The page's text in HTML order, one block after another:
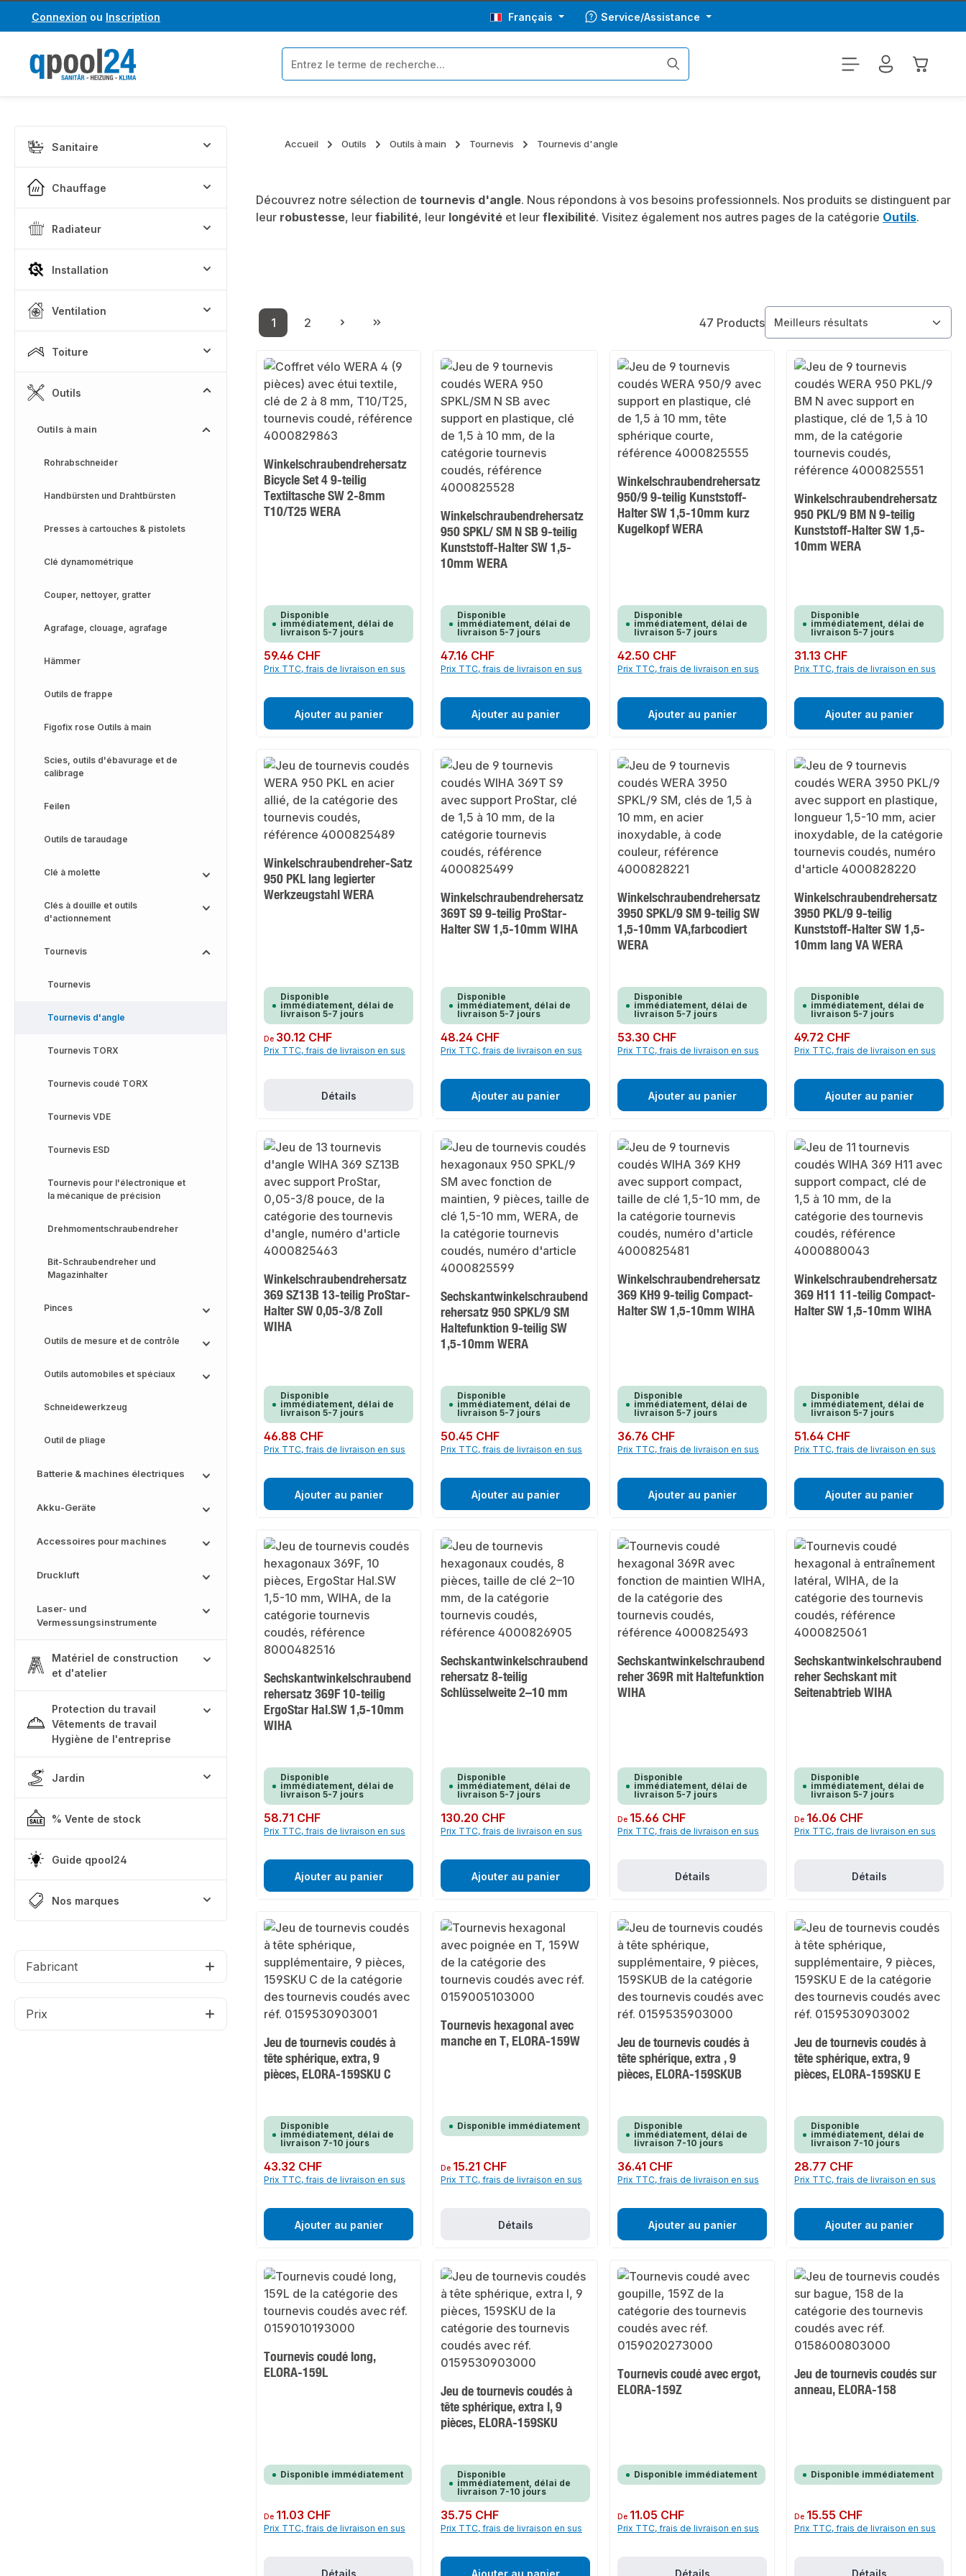
au contenu principal
Passer à la recherche
Connexion ou Inscription Français Service/Assistance
Le
Sanitaire
Chauffage
Radiateur
Installation
Ventilation
Toiture
Outils
Outils à main
Rohrabschneider
Handbürsten und Drahtbürsten
Presses à cartouches & pistolets
Clé dynamométrique
Couper, nettoyer, gratter
Agrafage, clouage, agrafage
Hämmer
Outils de frappe
Figofix rose Outils à main
Scies, outils d'ébavurage et de
calibrage
Feilen
Outils de taraudage
Clé à molette
Clés à douille et outils
d'actionnement
Tournevis
Tournevis
Tournevis d'angle
Tournevis TORX
Tournevis coudé TORX
Tournevis VDE
Tournevis ESD
Tournevis pour l'électronique et
la mécanique de précision
Drehmomentschraubendreher
Bit-Schraubendreher und
Magazinhalter
Pinces
Outils de mesure et de contrôle
Outils automobiles et spéciaux
Schneidewerkzeug
Outil de pliage
Batterie & machines électriques
Akku-Geräte
Accessoires pour machines
Druckluft
Laser- und
Vermessungsinstrumente
Matériel de construction
et d'atelier
Protection du travail
Vêtements de travail
Hygiène de l'entreprise
Jardin
% Vente de stock
Guide qpool24
Nos marques
Fabricant
Prix
Accueil Outils Outils à main Tournevis Tournevis d'angle
Découvrez notre sélection de tournevis d'angle. Nous répondons à vos besoins professionnels. Nos produits se distinguent par
leur robustesse, leur fiabilité, leur longévité et leur flexibilité. Visitez également nos autres pages de la catégorie Outils.
Page
1
Page
2 47 Products
Winkelschraubendrehersatz
Bicycle Set 4 9-teilig
Textiltasche SW 2-8mm
T10/T25 WERA
Disponible
immédiatement, délai de
livraison 5-7 jours
Prix régulier :
59.46 CHF
Prix TTC, frais de livraison en sus
Ajouter au panier
Winkelschraubendrehersatz
950 SPKL/ SM N SB 9-teilig
Kunststoff-Halter SW 1,5-
10mm WERA
Disponible
immédiatement, délai de
livraison 5-7 jours
Prix régulier :
47.16 CHF
Prix TTC, frais de livraison en sus
Ajouter au panier
Winkelschraubendrehersatz
950/9 9-teilig Kunststoff-
Halter SW 1,5-10mm kurz
Kugelkopf WERA
Disponible
immédiatement, délai de
livraison 5-7 jours
Prix régulier :
42.50 CHF
Prix TTC, frais de livraison en sus
Ajouter au panier
Winkelschraubendrehersatz
950 PKL/9 BM N 9-teilig
Kunststoff-Halter SW 1,5-
10mm WERA
Disponible
immédiatement, délai de
livraison 5-7 jours
Prix régulier :
31.13 CHF
Prix TTC, frais de livraison en sus
Ajouter au panier
Winkelschraubendreher-Satz
950 PKL lang legierter
Werkzeugstahl WERA
Disponible
immédiatement, délai de
livraison 5-7 jours
Prix régulier :
De 30.12 CHF
Prix TTC, frais de livraison en sus
Détails
Winkelschraubendrehersatz
369T S9 9-teilig ProStar-
Halter SW 1,5-10mm WIHA
Disponible
immédiatement, délai de
livraison 5-7 jours
Prix régulier :
48.24 CHF
Prix TTC, frais de livraison en sus
Ajouter au panier
Winkelschraubendrehersatz
3950 SPKL/9 SM 9-teilig SW
1,5-10mm VA,farbcodiert
WERA
Disponible
immédiatement, délai de
livraison 5-7 jours
Prix régulier :
53.30 CHF
Prix TTC, frais de livraison en sus
Ajouter au panier
Winkelschraubendrehersatz
3950 PKL/9 9-teilig
Kunststoff-Halter SW 1,5-
10mm lang VA WERA
Disponible
immédiatement, délai de
livraison 5-7 jours
Prix régulier :
49.72 CHF
Prix TTC, frais de livraison en sus
Ajouter au panier
Winkelschraubendrehersatz
369 SZ13B 13-teilig ProStar-
Halter SW 0,05-3/8 Zoll
WIHA
Disponible
immédiatement, délai de
livraison 5-7 jours
Prix régulier :
46.88 CHF
Prix TTC, frais de livraison en sus
Ajouter au panier
Sechskantwinkelschraubend
rehersatz 950 SPKL/9 SM
Haltefunktion 9-teilig SW
1,5-10mm WERA
Disponible
immédiatement, délai de
livraison 5-7 jours
Prix régulier :
50.45 CHF
Prix TTC, frais de livraison en sus
Ajouter au panier
Winkelschraubendrehersatz
369 KH9 9-teilig Compact-
Halter SW 1,5-10mm WIHA
Disponible
immédiatement, délai de
livraison 5-7 jours
Prix régulier :
36.76 CHF
Prix TTC, frais de livraison en sus
Ajouter au panier
Winkelschraubendrehersatz
369 H11 11-teilig Compact-
Halter SW 1,5-10mm WIHA
Disponible
immédiatement, délai de
livraison 5-7 jours
Prix régulier :
51.64 CHF
Prix TTC, frais de livraison en sus
Ajouter au panier
Sechskantwinkelschraubend
rehersatz 369F 10-teilig
ErgoStar Hal.SW 1,5-10mm
WIHA
Disponible
immédiatement, délai de
livraison 5-7 jours
Prix régulier :
58.71 CHF
Prix TTC, frais de livraison en sus
Ajouter au panier
Sechskantwinkelschraubend
rehersatz 8-teilig
Schlüsselweite 2–10 mm
Disponible
immédiatement, délai de
livraison 5-7 jours
Prix régulier :
130.20 CHF
Prix TTC, frais de livraison en sus
Ajouter au panier
Sechskantwinkelschraubend
reher 369R mit Haltefunktion
WIHA
Disponible
immédiatement, délai de
livraison 5-7 jours
Prix régulier :
De 15.66 CHF
Prix TTC, frais de livraison en sus
Détails
Sechskantwinkelschraubend
reher Sechskant mit
Seitenabtrieb WIHA
Disponible
immédiatement, délai de
livraison 5-7 jours
Prix régulier :
De 16.06 CHF
Prix TTC, frais de livraison en sus
Détails
Jeu de tournevis coudés à
tête sphérique, extra, 9
pièces, ELORA-159SKU C
Disponible
immédiatement, délai de
livraison 7-10 jours
Prix régulier :
43.32 CHF
Prix TTC, frais de livraison en sus
Ajouter au panier
Tournevis hexagonal avec
manche en T, ELORA-159W
Disponible immédiatement
Prix régulier :
De 15.21 CHF
Prix TTC, frais de livraison en sus
Détails
Jeu de tournevis coudés à
tête sphérique, extra , 9
pièces, ELORA-159SKUB
Disponible
immédiatement, délai de
livraison 7-10 jours
Prix régulier :
36.41 CHF
Prix TTC, frais de livraison en sus
Ajouter au panier
Jeu de tournevis coudés à
tête sphérique, extra, 9
pièces, ELORA-159SKU E
Disponible
immédiatement, délai de
livraison 7-10 jours
Prix régulier :
28.77 CHF
Prix TTC, frais de livraison en sus
Ajouter au panier
Tournevis coudé long,
ELORA-159L
Disponible immédiatement
Prix régulier :
De 11.03 CHF
Prix TTC, frais de livraison en sus
Jeu de tournevis coudés à
tête sphérique, extra l, 9
pièces, ELORA-159SKU
Disponible
immédiatement, délai de
livraison 7-10 jours
Prix régulier :
35.75 CHF
Prix TTC, frais de livraison en sus
Tournevis coudé avec ergot,
ELORA-159Z
Disponible immédiatement
Prix régulier :
De 11.05 CHF
Prix TTC, frais de livraison en sus
Jeu de tournevis coudés sur
anneau, ELORA-158
Disponible immédiatement
Prix régulier :
De 15.55 CHF
Prix TTC, frais de livraison en sus